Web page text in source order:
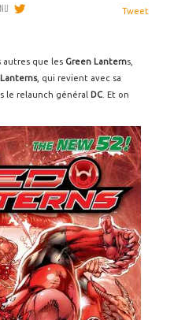
Tweet
autres que les Green Lanterns,
, qui revient avec sa
le relaunch général DC . Et on